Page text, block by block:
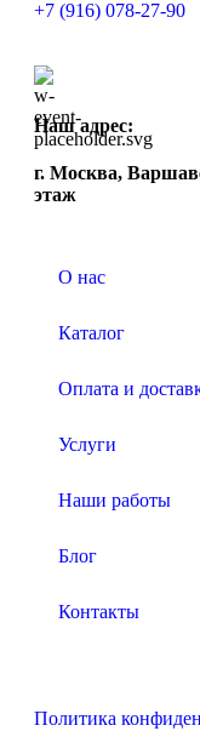
+7 (916) 078-27-90
Наш адрес:
г. Москва,
этаж
О нас
Каталог
Оплата и
Услуги
Наши работы
Блог
Контакты
Политика